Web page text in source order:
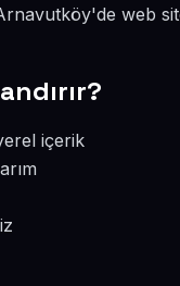
web
içerik